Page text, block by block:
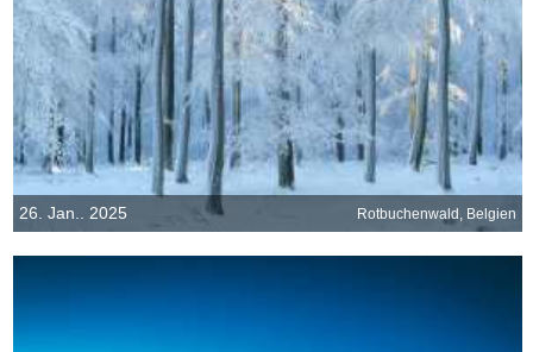
26. Jan.. 2025 Rotbuchenwald, Belgien